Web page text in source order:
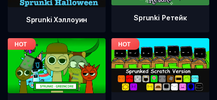
Sprunki Хэллоуин Sprunki Ретейк